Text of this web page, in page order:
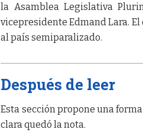
la Asamblea Legislativa
vicepresidente Edmand Lara.
al país semiparalizado.
Después de leer
Esta sección propone una
clara quedó la nota.